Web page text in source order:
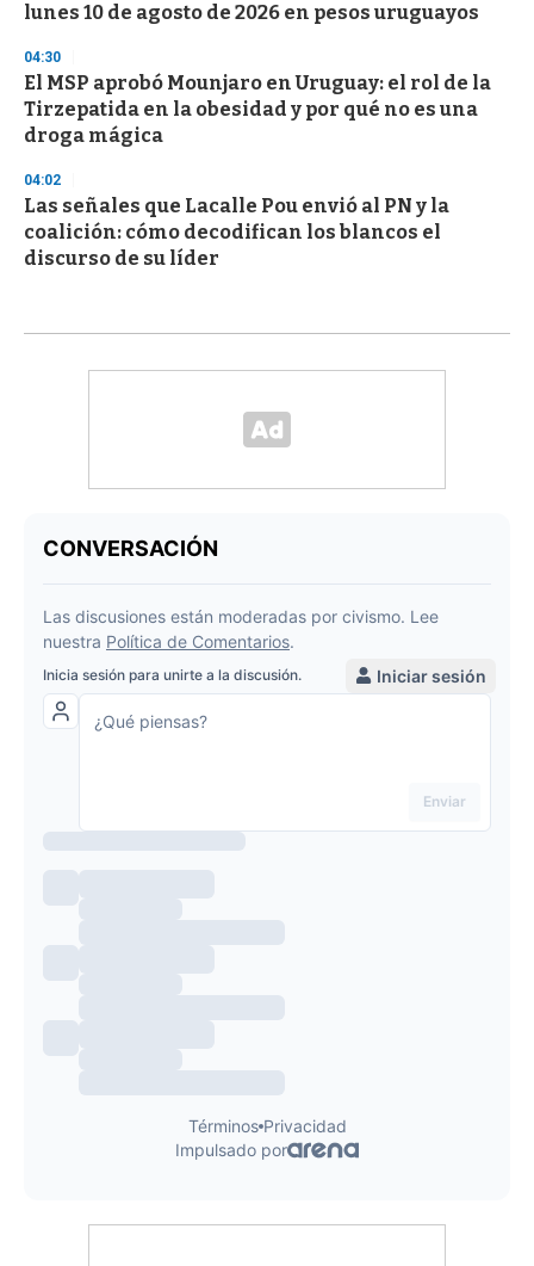
lunes 10 de agosto de 2026 en pesos uruguayos
04:30
El MSP aprobó Mounjaro en Uruguay: el rol de la
Tirzepatida en la obesidad y por qué no es una
droga mágica
04:02
Las señales que Lacalle Pou envió al PN y la
coalición: cómo decodifican los blancos el
discurso de su líder